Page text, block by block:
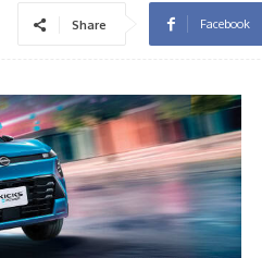
Share Facebook